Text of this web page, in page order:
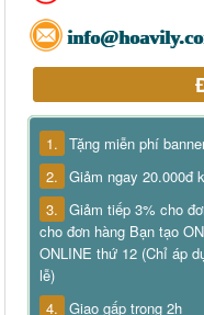
1. Tặng miễn phí
2. Giảm ngay 20.000đ
3. Giảm tiếp 3% cho
cho đơn hàng Bạn tạo
ONLINE thứ 12 (Chỉ áp
lễ)
4. Giao gấp trong 2h